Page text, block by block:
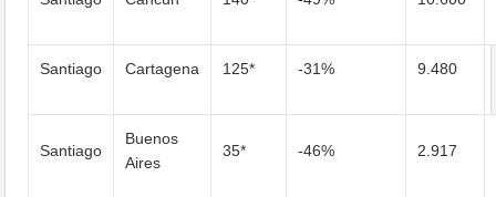
Santiago Cartagena 125* -31% 9.480
Santiago
Buenos
Aires
35* -46% 2.917